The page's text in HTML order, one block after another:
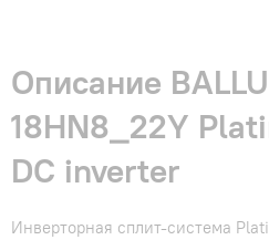
Описание
18HN8_22Y
DC inverter
Инверторная сплит-система